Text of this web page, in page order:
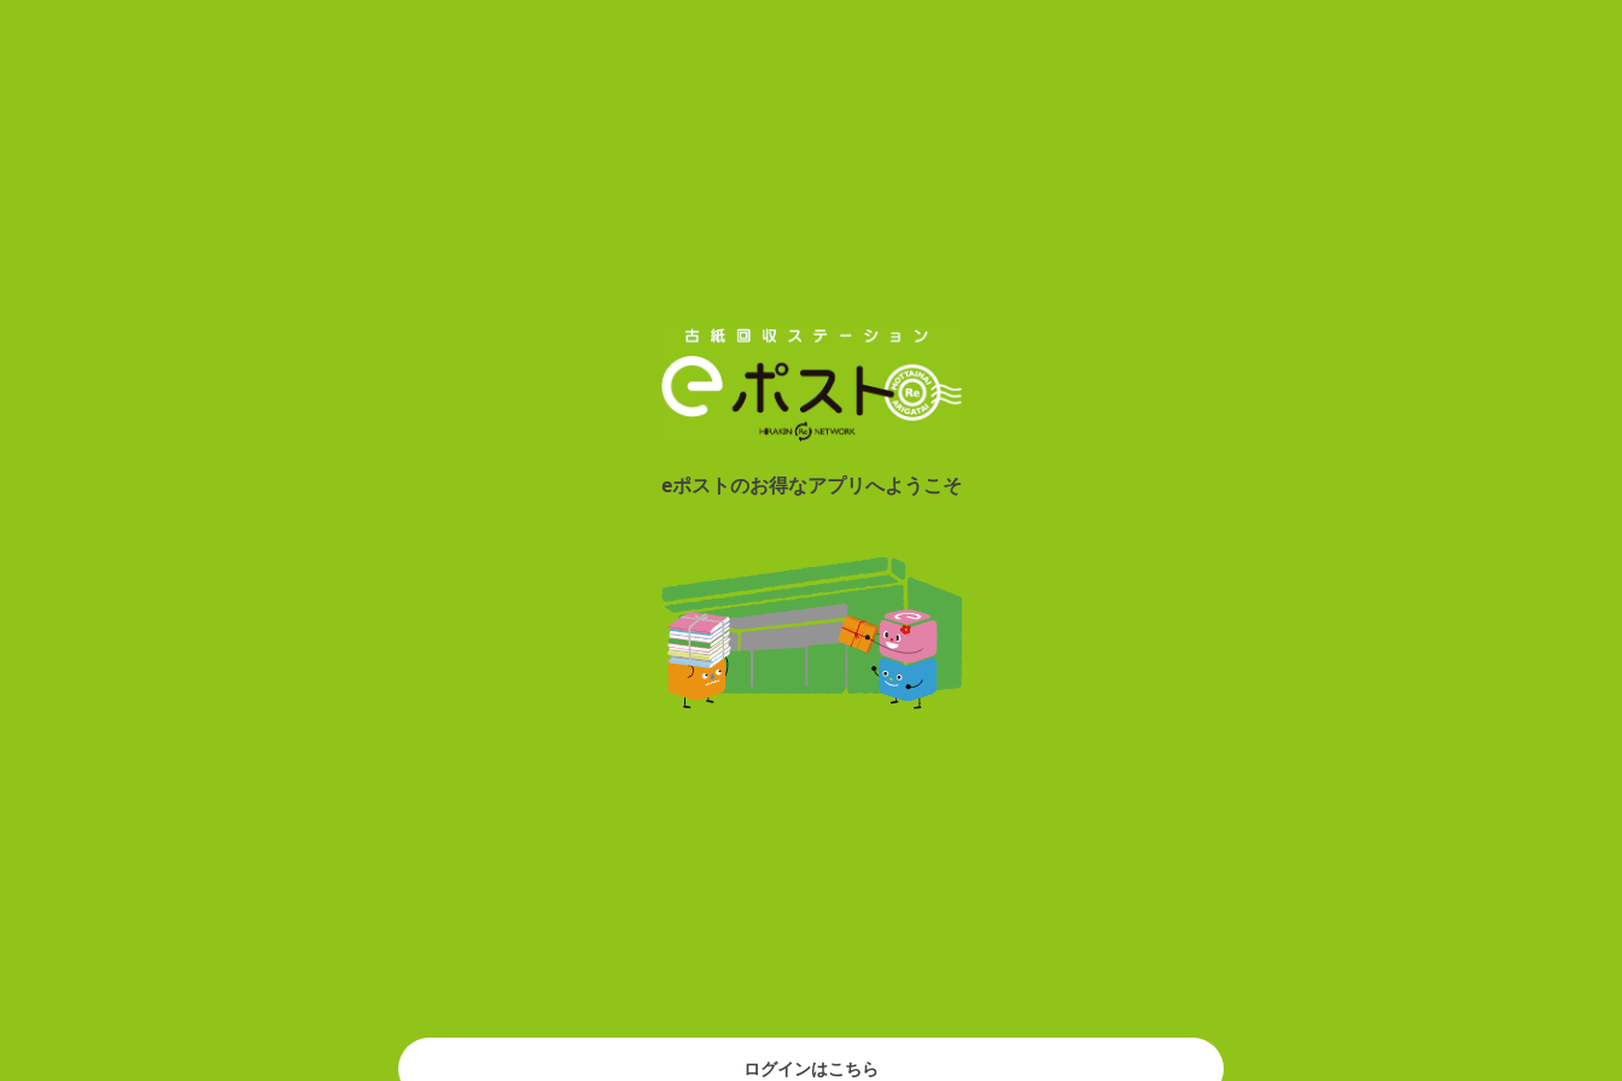
eポストのお得なアプリへようこそ
ログインはこちら